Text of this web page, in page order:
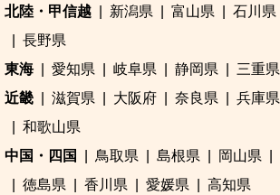
北陸・甲信越
新潟県 富山県 石川県
長野県
東海
愛知県 岐阜県 静岡県
三重県
近畿
滋賀県 大阪府 奈良県 兵庫県
和歌山県
中国・四国
鳥取県 島根県 岡山県
徳島県
香川県 愛媛県
高知県